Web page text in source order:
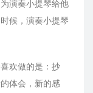
演奏小提琴给他
候，演奏小提琴
欢做的是：抄
体会，新的感